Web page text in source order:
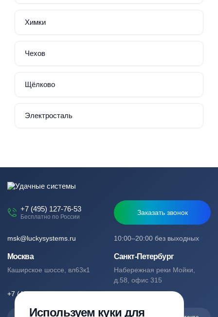
Химки
Чехов
Щёлково
Электросталь
+7 (495) 127-76-53
Бесплатно по России
Заказать звонок
10:00–20:00 без выходных
msk@luckysystems.ru
Москва
Каширское шоссе, вл63к1
+7 (495) 127-76-53
Санкт-Петербург
Набережная реки Мойки,
д.58, офис 315
+7 (812) 244-49-61
Используем куки для